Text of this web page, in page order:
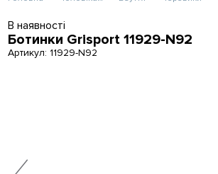
В наявності
Ботинки Grisport 11929-N92
Артикул: 11929-N92